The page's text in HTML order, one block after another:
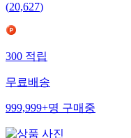
(20,627)
300 적립
무료배송
999,999+명 구매중